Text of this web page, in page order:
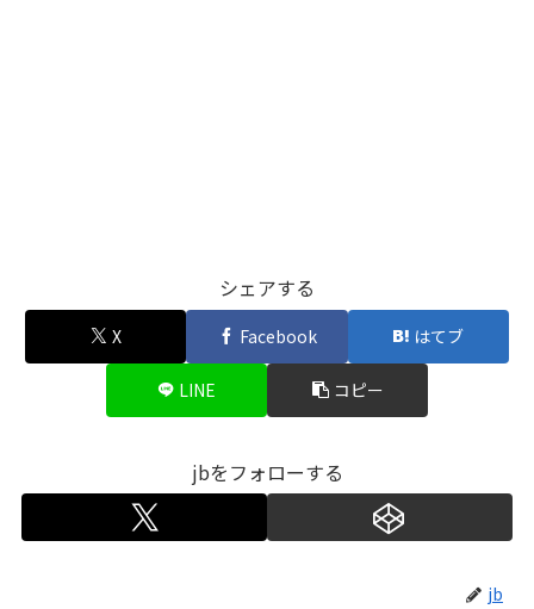
シェアする
X Facebook はてブ
LINE コピー
jbをフォローする
jb